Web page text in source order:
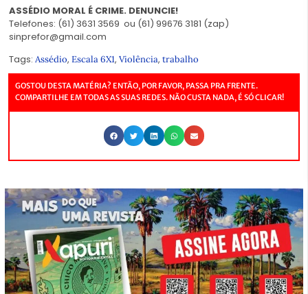
ASSÉDIO MORAL É CRIME. DENUNCIE!
Telefones: (61) 3631 3569 ou (61) 99676 3181 (zap)
sinprefor@gmail.com
Tags: Assédio, Escala 6X1, Violência, trabalho
GOSTOU DESTA MATÉRIA? ENTÃO, POR FAVOR, PASSA PRA FRENTE.
COMPARTILHE EM TODAS AS SUAS REDES. NÃO CUSTA NADA, É SÓ CLICAR!